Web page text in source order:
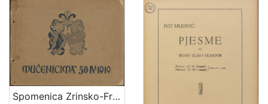
Obitelji Šubić, Zrinski i Frankopan
1
Spomenica Zrinsko-Frankopanska prigodom svečanog prenosa njihovih kostiju u domovinu